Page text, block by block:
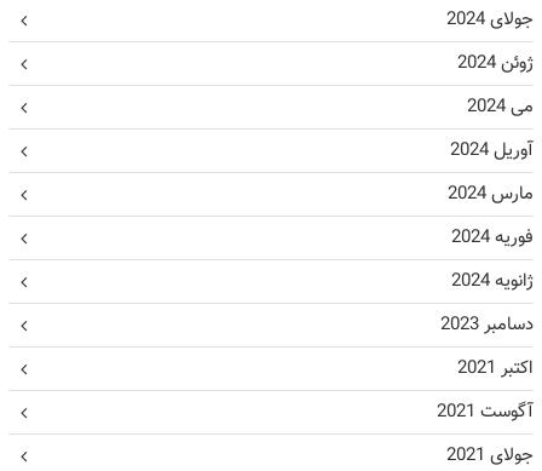
جولای 2024
ژوئن 2024
می 2024
آوریل 2024
مارس 2024
فوریه 2024
ژانویه 2024
دسامبر 2023
اکتبر 2021
آگوست 2021
جولای 2021